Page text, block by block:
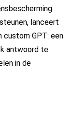
lanceert
custom GPT: een
antwoord te
in de